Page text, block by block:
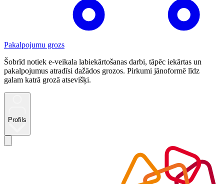
Pakalpojumu grozs
Šobrīd notiek e-veikala labiekārtošanas darbi, tāpēc iekārtas un
pakalpojumus atradīsi dažādos grozos. Pirkumi jānoformē līdz
galam katrā grozā atsevišķi.
Profils